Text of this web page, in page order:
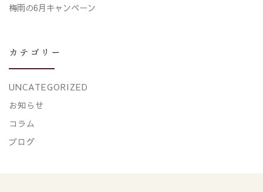
梅雨の6月キャンペーン
カテゴリー
UNCATEGORIZED
お知らせ
コラム
ブログ